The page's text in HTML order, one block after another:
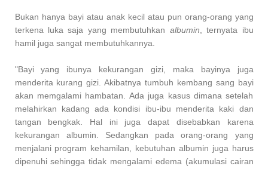
Bukan hanya bayi atau anak kecil atau pun orang-orang yang
terkena luka saja yang membutuhkan albumin , ternyata ibu
hamil juga sangat membutuhkannya.
"Bayi yang ibunya kekurangan gizi, maka bayinya juga
menderita kurang gizi. Akibatnya tumbuh kembang sang bayi
akan memgalami hambatan. Ada juga kasus dimana setelah
melahirkan kadang ada kondisi ibu-ibu menderita kaki dan
tangan bengkak. Hal ini juga dapat disebabkan karena
kekurangan albumin. Sedangkan pada orang-orang yang
menjalani program kehamilan, kebutuhan albumin juga harus
dipenuhi sehingga tidak mengalami edema (akumulasi cairan